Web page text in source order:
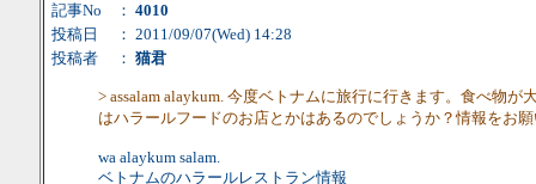
記事No
： 4010
投稿日
： 2011/09/07(Wed) 14:28
投稿者
： 猫君
> assalam alaykum. 今度ベトナムに旅行に行きます。食べ物
はハラールフードのお店とかはあるのでしょうか？情報をお
wa alaykum salam.
ベトナムのハラールレストラン情報